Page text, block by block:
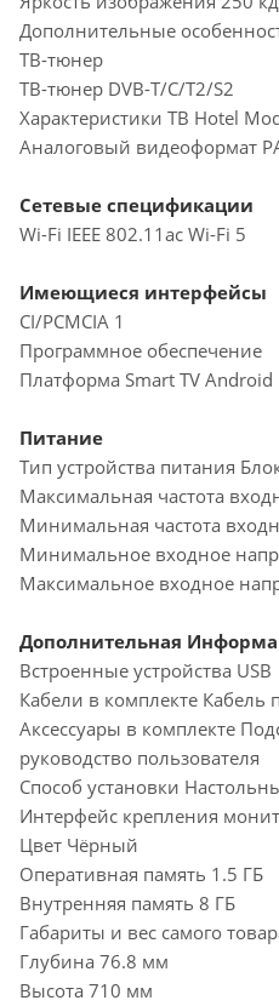
Дополнительные
ТВ-тюнер
ТВ-тюнер DVB-T/C/T2/S2
Характеристики ТВ Hotel
Аналоговый видеоформат
Cетевые спецификации
Wi-Fi IEEE 802.11ac Wi-Fi 5
Имеющиеся интерфейсы
CI/PCMCIA 1
Программное обеспечение
Платформа Smart TV Android
Питание
Тип устройства питания
Максимальная частота
Минимальная частота
Минимальное входное
Максимальное входное
Дополнительная
Встроенные устройства USB
Кабели в комплекте Кабель
Аксессуары в комплекте
руководство пользователя
Способ установки
Интерфейс крепления
Цвет Чёрный
Оперативная память 1.5 ГБ
Внутренняя память 8 ГБ
Габариты и вес самого
Глубина 76.8 мм
Высота 710 мм